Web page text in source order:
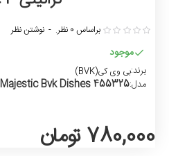
موجود
برند:بی وی کی(BVK)
مدل:Majestic Bvk Dishes 455325
براساس 0 نظر. - نوشتن نظر
780,000 تومان